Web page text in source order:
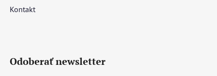
Kontakt
Odoberať newsletter